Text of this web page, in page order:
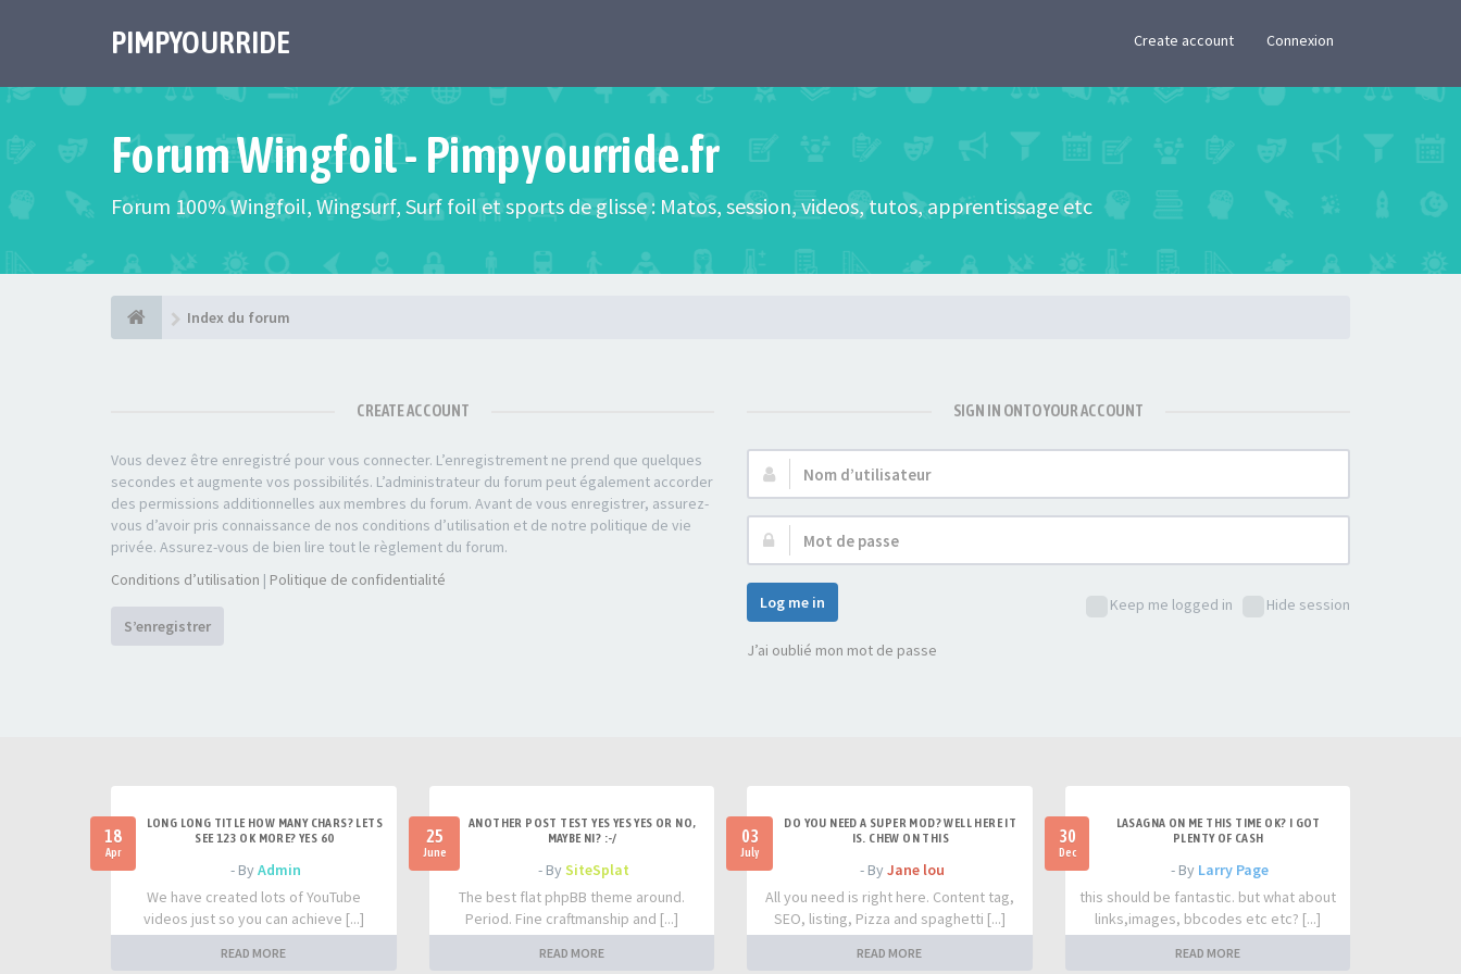
PIMPYOURRIDE Create account Connexion
Forum Wingfoil - Pimpyourride.fr
Forum 100% Wingfoil, Wingsurf, Surf foil et sports de glisse : Matos, session, videos, tutos, apprentissage etc
Index du forum
CREATE ACCOUNT
Vous devez être enregistré pour vous connecter. L’enregistrement ne prend que quelques
secondes et augmente vos possibilités. L’administrateur du forum peut également accorder
des permissions additionnelles aux membres du forum. Avant de vous enregistrer, assurez-
vous d’avoir pris connaissance de nos conditions d’utilisation et de notre politique de vie
privée. Assurez-vous de bien lire tout le règlement du forum.
Conditions d’utilisation | Politique de confidentialité
S’enregistrer
SIGN IN ONTO YOUR ACCOUNT
Nom
d’utilisateur :
Mot
de
passe :
Keep me logged in
Hide session
Log me in
J’ai oublié mon mot de passe
18
Apr
LONG LONG TITLE HOW MANY CHARS? LETS
SEE 123 OK MORE? YES 60
- ByAdmin
We have created lots of YouTube
videos just so you can achieve [...]
READ MORE
25
June
ANOTHER POST TEST YES YES YES OR NO,
MAYBE NI? :-/
- BySiteSplat
The best flat phpBB theme around.
Period. Fine craftmanship and [...]
READ MORE
03
July
DO YOU NEED A SUPER MOD? WELL HERE IT
IS. CHEW ON THIS
- By Jane lou
All you need is right here. Content tag,
SEO, listing, Pizza and spaghetti [...]
READ MORE
30
Dec
LASAGNA ON ME THIS TIME OK? I GOT
PLENTY OF CASH
- By Larry Page
this should be fantastic. but what about
links,images, bbcodes etc etc? [...]
READ MORE